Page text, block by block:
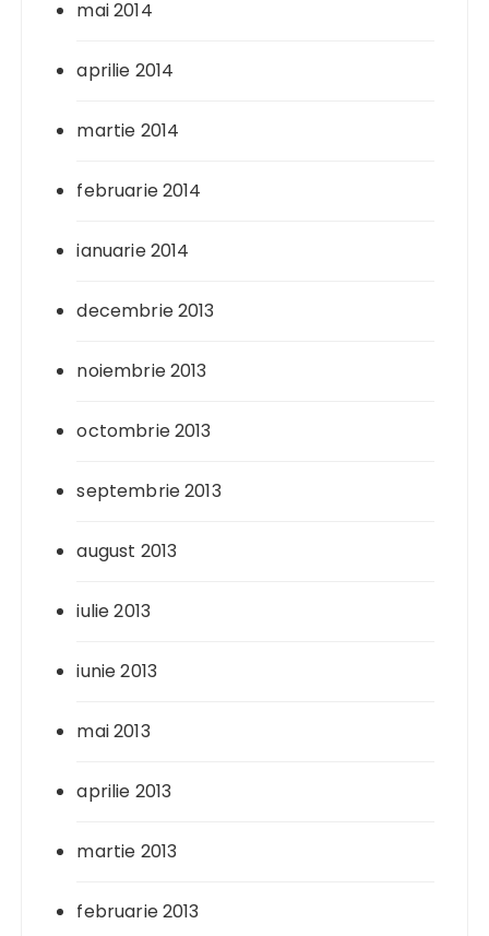
mai 2014
aprilie 2014
martie 2014
februarie 2014
ianuarie 2014
decembrie 2013
noiembrie 2013
octombrie 2013
septembrie 2013
august 2013
iulie 2013
iunie 2013
mai 2013
aprilie 2013
martie 2013
februarie 2013